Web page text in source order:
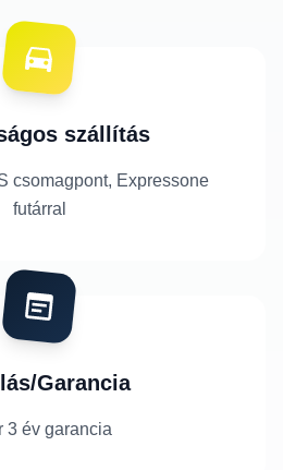
szállítás
csomagpont, Expressone
futárral
Garancia
3 év garancia